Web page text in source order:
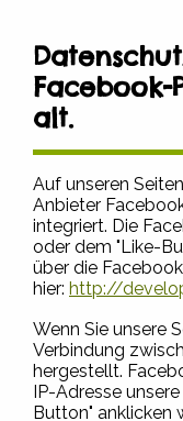
alt.
Auf unseren
Anbieter
integriert. Die
oder dem "Like-
über die
hier: http://
Wenn Sie unsere
Verbindung
hergestellt.
IP-Adresse
Button" anklicken